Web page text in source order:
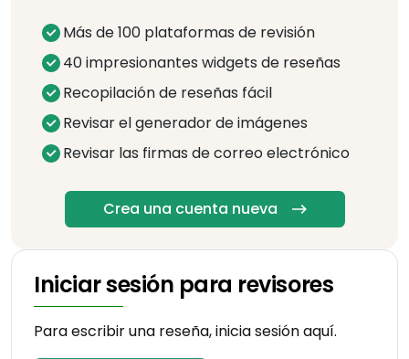
Más de 100 plataformas de revisión
40 impresionantes widgets de reseñas
Recopilación de reseñas fácil
Revisar el generador de imágenes
Revisar las firmas de correo electrónico
Crea una cuenta nueva
Iniciar sesión para revisores
Para escribir una reseña, inicia sesión aquí.